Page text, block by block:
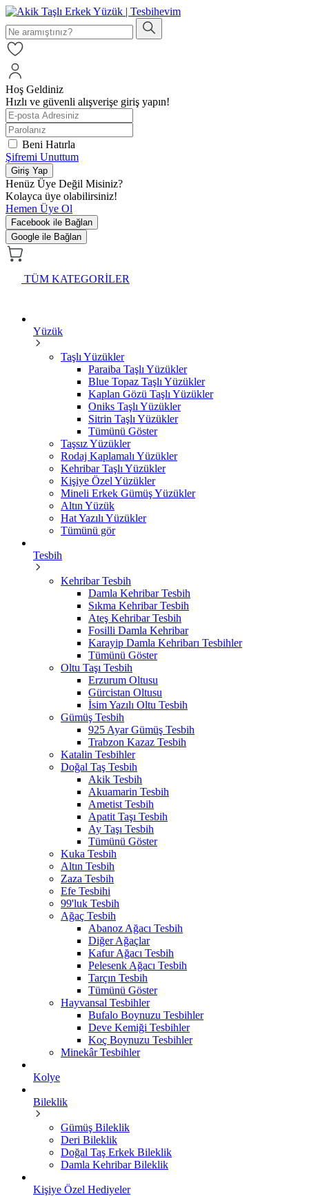
Hoş Geldiniz
Hızlı ve güvenli alışverişe giriş yapın!
Beni Hatırla
Şifremi Unuttum
Giriş Yap
Henüz Üye Değil Misiniz?
Kolayca üye olabilirsiniz!
Hemen Üye Ol
Facebook ile Bağlan
Google ile Bağlan
TÜM KATEGORİLER
Yüzük
Taşlı Yüzükler
Paraiba Taşlı Yüzükler
Blue Topaz Taşlı Yüzükler
Kaplan Gözü Taşlı Yüzükler
Oniks Taşlı Yüzükler
Sitrin Taşlı Yüzükler
Tümünü Göster
Taşsız Yüzükler
Rodaj Kaplamalı Yüzükler
Kehribar Taşlı Yüzükler
Kişiye Özel Yüzükler
Mineli Erkek Gümüş Yüzükler
Altın Yüzük
Hat Yazılı Yüzükler
Tümünü gör
Tesbih
Kehribar Tesbih
Damla Kehribar Tesbih
Sıkma Kehribar Tesbih
Ateş Kehribar Tesbih
Fosilli Damla Kehribar
Karayip Damla Kehribarı Tesbihler
Tümünü Göster
Oltu Taşı Tesbih
Erzurum Oltusu
Gürcistan Oltusu
İsim Yazılı Oltu Tesbih
Gümüş Tesbih
925 Ayar Gümüş Tesbih
Trabzon Kazaz Tesbih
Katalin Tesbihler
Doğal Taş Tesbih
Akik Tesbih
Akuamarin Tesbih
Ametist Tesbih
Apatit Taşı Tesbih
Ay Taşı Tesbih
Tümünü Göster
Kuka Tesbih
Altın Tesbih
Zaza Tesbih
Efe Tesbihi
99'luk Tesbih
Ağaç Tesbih
Abanoz Ağacı Tesbih
Diğer Ağaçlar
Kafur Ağacı Tesbih
Pelesenk Ağacı Tesbih
Tarçın Tesbih
Tümünü Göster
Hayvansal Tesbihler
Bufalo Boynuzu Tesbihler
Deve Kemiği Tesbihler
Koç Boynuzu Tesbihler
Minekâr Tesbihler
Kolye
Bileklik
Gümüş Bileklik
Deri Bileklik
Doğal Taş Erkek Bileklik
Damla Kehribar Bileklik
Kişiye Özel Hediyeler